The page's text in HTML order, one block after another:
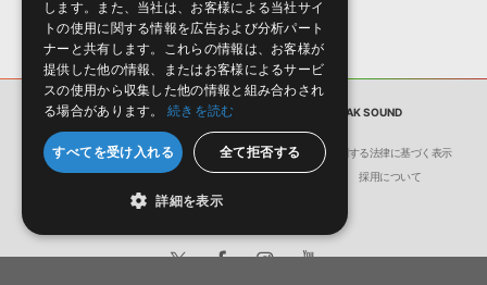
サンプルパック 5-IN-1 ESSENTIAL FREAK SOUND
会社概要 環境保護（CSR）への取り組み
特定商取引に関する法律に基づく表示
サイト動作環境
利用規約 個人情報の保護について 採用について
します。また、当社は、お客様による当社サイ
トの使用に関する情報を広告および分析パート
ナーと共有します。これらの情報は、お客様が
提供した他の情報、またはお客様によるサービ
スの使用から収集した他の情報と組み合わされ
る場合があります。
続きを読む
すべてを受け入れる 全て拒否する
詳細を表示